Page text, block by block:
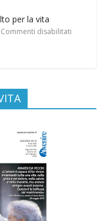
per la vita
Commenti disabilitati
risposta di Federvita
assistito per
Membro della
Sciences 2026”
Commenti disabilitati